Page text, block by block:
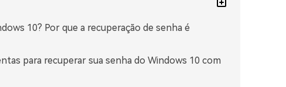
10? Por que a recuperação de senha é
para recuperar sua senha do Windows 10 com